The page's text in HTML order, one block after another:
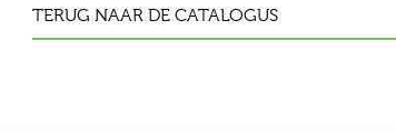
TERUG NAAR DE CATALOGUS